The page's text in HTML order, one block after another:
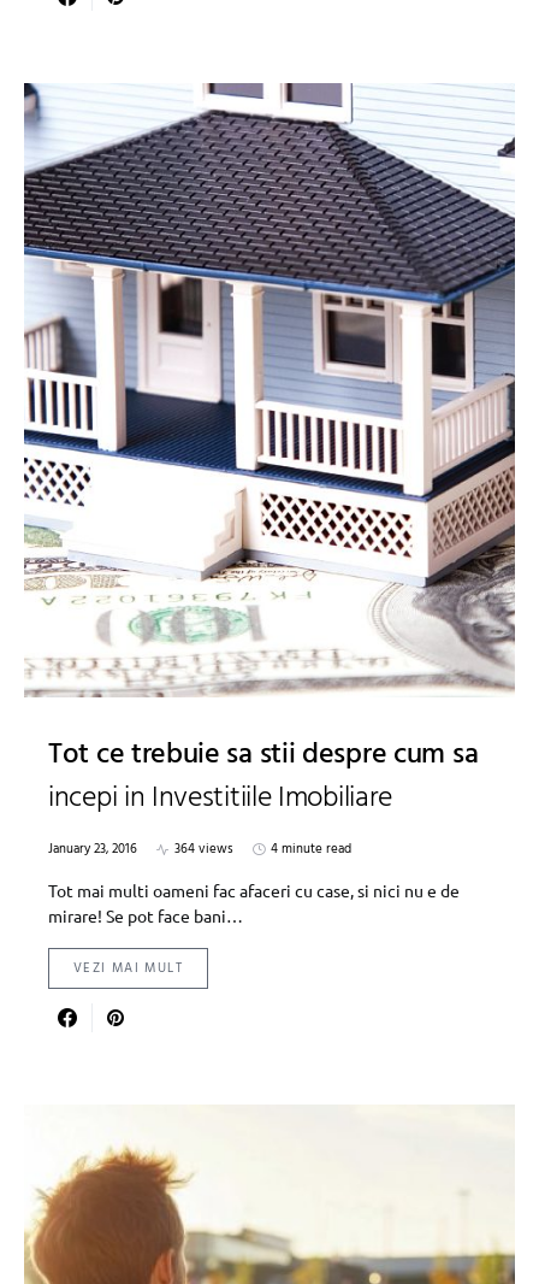
Tot ce trebuie sa stii despre cum sa
incepi in Investitiile Imobiliare
January 23, 2016 364 views
4 minute read
Tot mai multi oameni fac afaceri cu case, si nici nu e de
mirare! Se pot face bani…
VEZI MAI MULT